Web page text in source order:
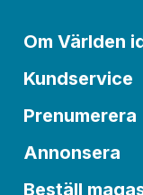
Om Världen
Kundservice
Prenumerera
Annonsera
Beställ